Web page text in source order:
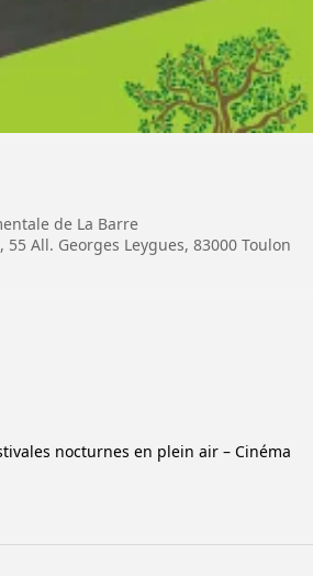
de La Barre
55 All. Georges Leygues, 83000 Toulon
nocturnes en plein air – Cinéma